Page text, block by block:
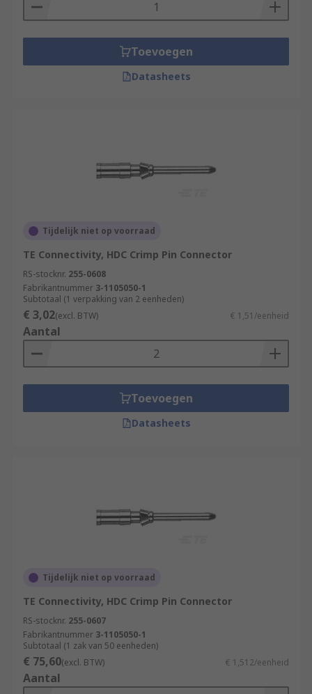
Toevoegen
Datasheets
Tijdelijk niet op voorraad
TE Connectivity, HDC Crimp Pin Connector
RS-stocknr. 255-0608
Fabrikantnummer 3-1105050-1
Subtotaal (1 verpakking van 2 eenheden)
€ 3,02(excl. BTW) € 1,51/eenheid
Aantal
Toevoegen
Datasheets
Tijdelijk niet op voorraad
TE Connectivity, HDC Crimp Pin Connector
RS-stocknr. 255-0607
Fabrikantnummer 3-1105050-1
Subtotaal (1 zak van 50 eenheden)
€ 75,60(excl. BTW) € 1,512/eenheid
Aantal